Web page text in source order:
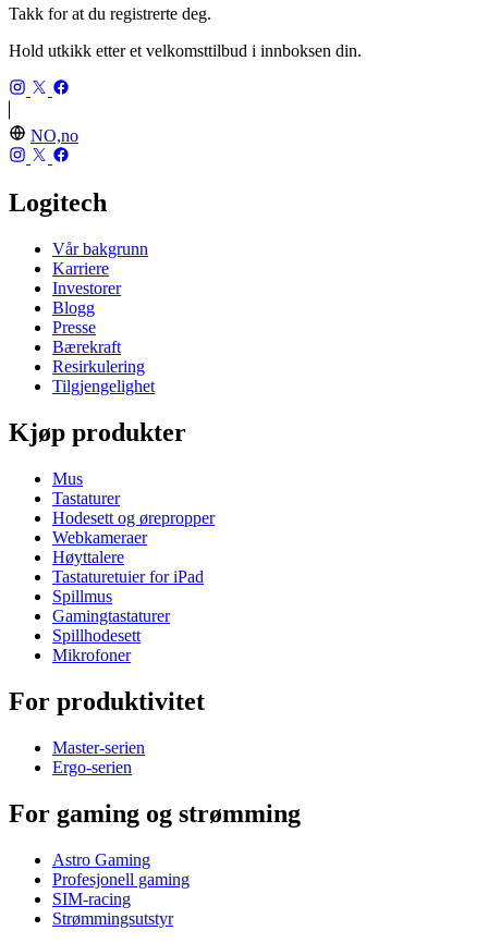
Takk for at du registrerte deg.
Hold utkikk etter et velkomsttilbud i innboksen din.
NO,no
Logitech
Vår bakgrunn
Karriere
Investorer
Blogg
Presse
Bærekraft
Resirkulering
Tilgjengelighet
Kjøp produkter
Mus
Tastaturer
Hodesett og ørepropper
Webkameraer
Høyttalere
Tastaturetuier for iPad
Spillmus
Gamingtastaturer
Spillhodesett
Mikrofoner
For produktivitet
Master-serien
Ergo-serien
For gaming og strømming
Astro Gaming
Profesjonell gaming
SIM-racing
Strømmingsutstyr